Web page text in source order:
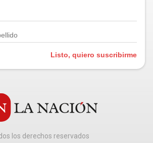
Listo, quiero suscribirme
los derechos reservados